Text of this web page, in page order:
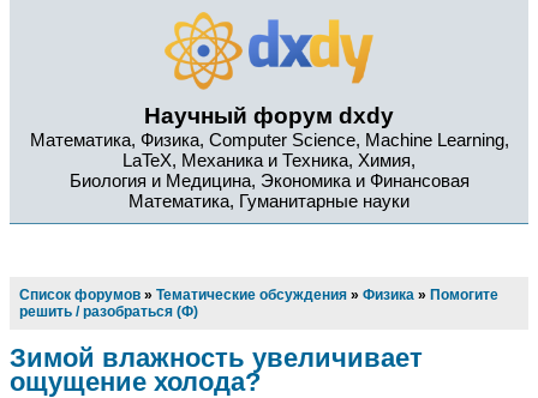
Научный форум dxdy
Математика, Физика, Computer Science, Machine Learning,
LaTeX, Механика и Техника, Химия,
Биология и Медицина, Экономика и Финансовая
Математика, Гуманитарные науки
Список форумов » Тематические обсуждения » Физика » Помогите
решить / разобраться (Ф)
Зимой влажность увеличивает
ощущение холода?